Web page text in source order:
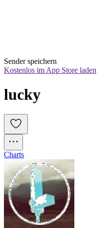
Sender speichern
Kostenlos im App Store laden
lucky
Charts